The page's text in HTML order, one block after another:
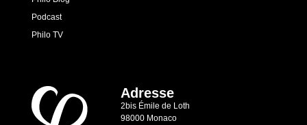
Podcast
Philo TV
Adresse
2bis Émile de Loth
98000 Monaco